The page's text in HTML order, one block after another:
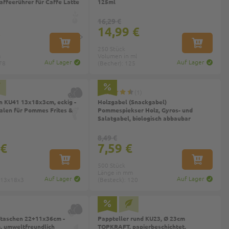
Auf Lager
IN DEN WARENKORB
Auf Lager
IN DEN
14,99 €
16,29 €
KU41 13x18x3cm, eckig -
für Pommes Frites &
Auf Lager
IN DEN WARENKORB
Holzgabel (Snackgabel)
Pommespiekser Holz, Gyros- und
Salatgabel, biologisch abbaubar
Auf Lager
IN DEN
7,59 €
8,49 €
22+11x36cm -
umweltfreundlich
Pappteller rund KU23, Ø 23cm
TOPKRAFT, papierbeschichtet,